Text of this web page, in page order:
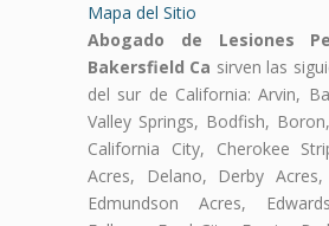
Mapa del Sitio
Abogado de Lesiones
Bakersfield Ca sirven las
del sur de California: Arvin,
Valley Springs, Bodfish,
California City, Cherokee
Acres, Delano, Derby
Edmundson Acres,